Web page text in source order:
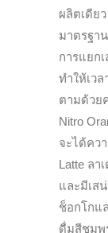
ผลิตเดีย
มาตรฐา
การแยก
ทำให้เว
ตามด้วย
Nitro
จะได้คว
Latte ลา
และมีเส
ช็อกโกแ
ดื่มสีชมพู